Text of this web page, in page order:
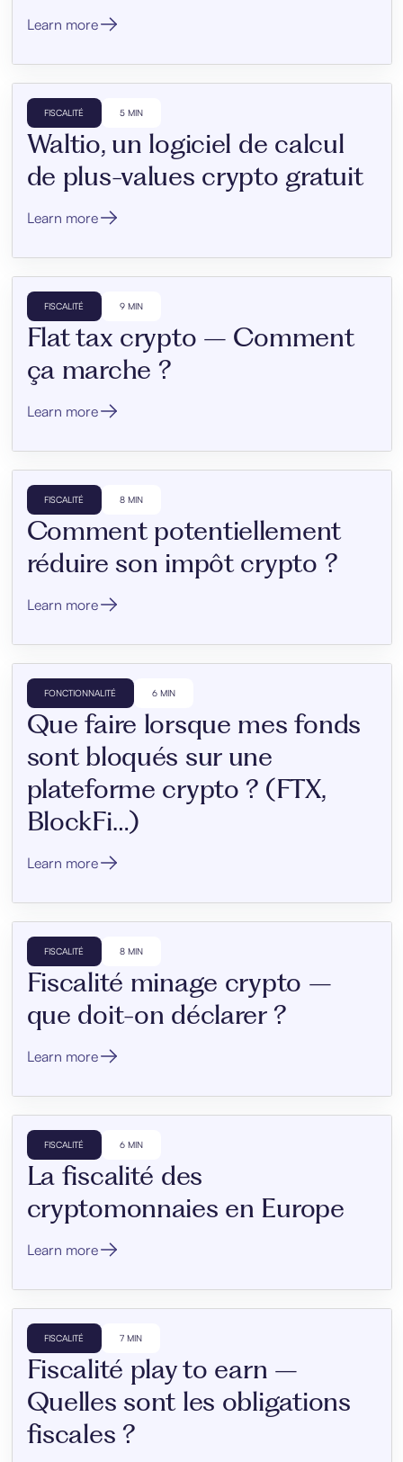
Learn more
FISCALITÉ 5 MIN
Waltio, un logiciel de calcul
de plus-values crypto gratuit
Learn more
FISCALITÉ 9 MIN
Flat tax crypto – Comment
ça marche ?
Learn more
FISCALITÉ 8 MIN
Comment potentiellement
réduire son impôt crypto ?
Learn more
FONCTIONNALITÉ 6 MIN
Que faire lorsque mes fonds
sont bloqués sur une
plateforme crypto ? (FTX,
BlockFi…)
Learn more
FISCALITÉ 8 MIN
Fiscalité minage crypto –
que doit-on déclarer ?
Learn more
FISCALITÉ 6 MIN
La fiscalité des
cryptomonnaies en Europe
Learn more
FISCALITÉ 7 MIN
Fiscalité play to earn –
Quelles sont les obligations
fiscales ?